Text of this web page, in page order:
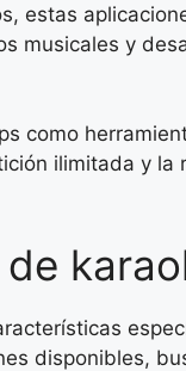
estas
musicales y
como
ilimitada y
disponibles,